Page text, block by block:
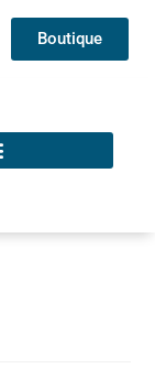
Boutique